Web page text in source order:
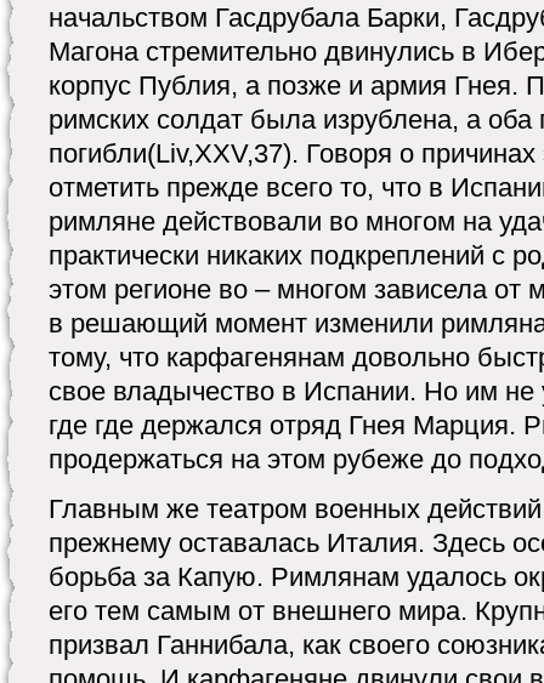
начальством Гасдрубала Барки,
Магона стремительно двинулись в
корпус Публия, а позже и армия Гнея.
римских солдат была изрублена, а оба
погибли(Liv,XXV,37). Говоря о
отметить прежде всего то, что в
римляне действовали во многом на
практически никаких подкреплений с
этом регионе во – многом зависела от
в решающий момент изменили
тому, что карфагенянам довольно
свое владычество в Испании. Но им не
где где держался отряд Гнея Марция.
продержаться на этом рубеже до
Главным же театром военных
прежнему оставалась Италия. Здесь
борьба за Капую. Римлянам удалось
его тем самым от внешнего мира.
призвал Ганнибала, как своего